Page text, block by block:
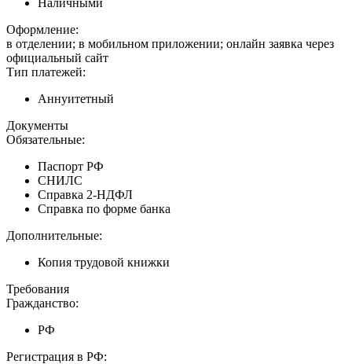
Оформление:
в отделении; в мобильном приложении; онлайн заявка через
официальный сайт
Тип платежей:
Аннуитетный
Документы
Обязательные:
Паспорт РФ
СНИЛС
Справка 2-НДФЛ
Справка по форме банка
Дополнительные:
Копия трудовой книжки
Требования
Гражданство:
РФ
Регистрация в РФ: